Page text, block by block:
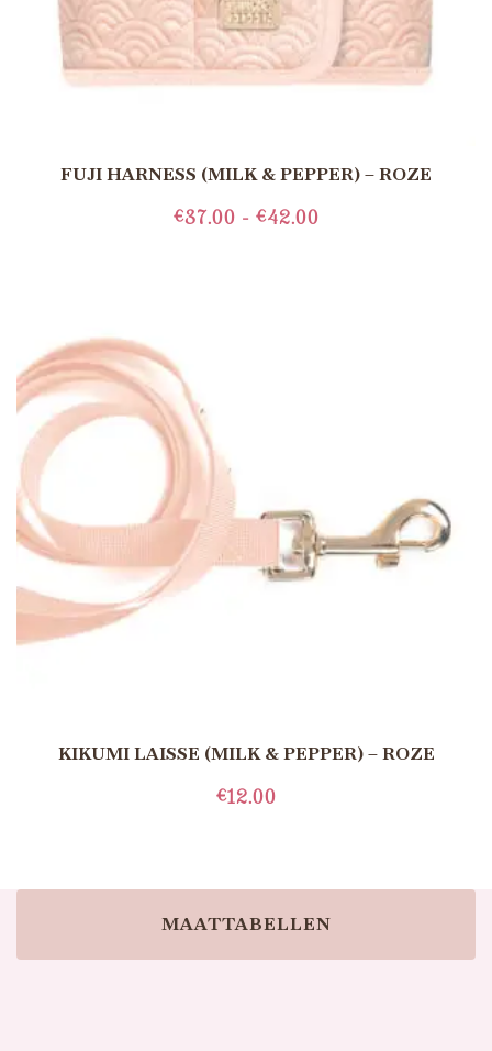
FUJI HARNESS (MILK & PEPPER) – ROZE
€37.00 - €42.00
KIKUMI LAISSE (MILK & PEPPER) – ROZE
€12.00
MAATTABELLEN